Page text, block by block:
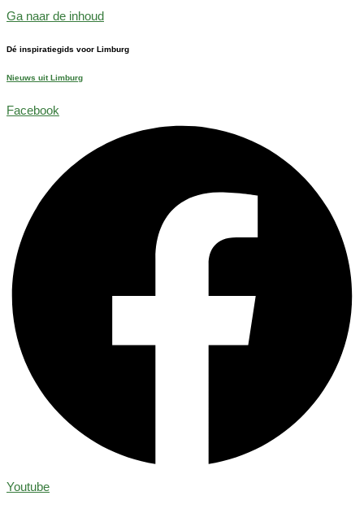
Ga naar de inhoud
Dé inspiratiegids voor Limburg
Nieuws uit Limburg
Facebook
Youtube